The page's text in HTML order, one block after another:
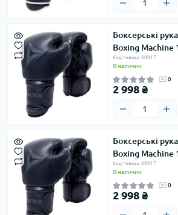
Боксерські
Boxing Machine
Код товара: 60017
В наличии
0
2 998 ₴
Боксерські
Boxing Machine
Код товара: 60017
В наличии
0
2 998 ₴